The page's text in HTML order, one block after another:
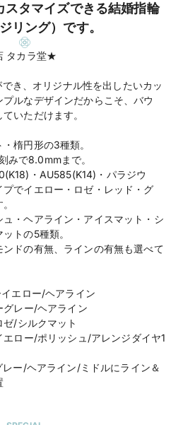
スタマイズできる結婚指輪
リング）です。
タカラ堂★
き、オリジナル性を出したいカッ
ルなデザインだからこそ、バウ
いただけます。
楕円形の3種類。
で8.0mmまで。
・AU585(K14)・パラジウ
でイエロー・ロゼ・レッド・グ
・ヘアライン・アイスマット・シ
トの5種類。
ドの有無、ラインの有無も選べて
エロー/ヘアライン
レー/ヘアライン
/シルクマット
ロー/ポリッシュ/アレンジダイヤ1
ー/ヘアライン/ミドルにライン＆